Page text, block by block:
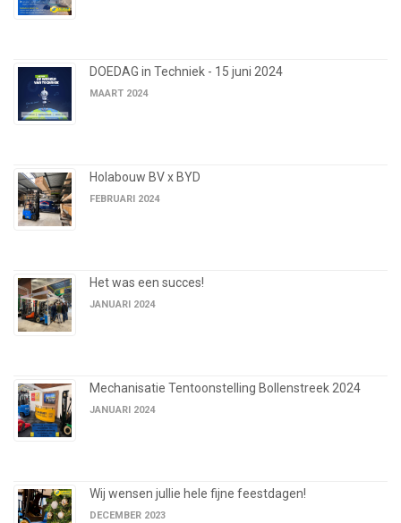
DOEDAG in Techniek - 15 juni 2024
MAART 2024
Holabouw BV x BYD
FEBRUARI 2024
Het was een succes!
JANUARI 2024
Mechanisatie Tentoonstelling Bollenstreek 2024
JANUARI 2024
Wij wensen jullie hele fijne feestdagen!
DECEMBER 2023